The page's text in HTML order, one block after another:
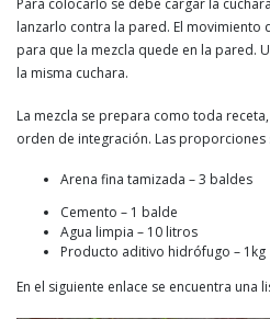
Para colocarlo se debe cargar la
lanzarlo contra la pared. El movimiento
para que la mezcla quede en la pared.
la misma cuchara.
La mezcla se prepara como toda
orden de integración. Las proporciones
Arena fina tamizada – 3 baldes
Cemento – 1 balde
Agua limpia – 10 litros
Producto aditivo hidrófugo – 1kg
En el siguiente enlace se encuentra una